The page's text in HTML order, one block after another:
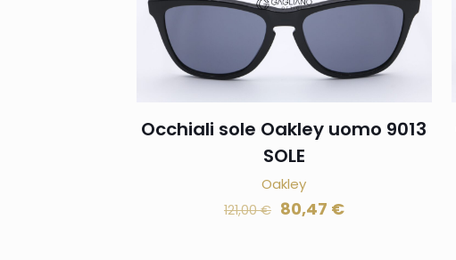
Occhiali sole Oakley uomo 9013
SOLE
Oakley
121,00€ 80,47 €